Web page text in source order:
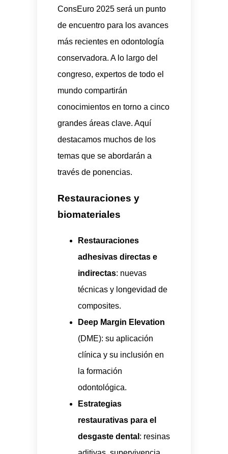
ConsEuro 2025 será un punto
de encuentro para los avances
más recientes en odontología
conservadora. A lo largo del
congreso, expertos de todo el
mundo compartirán
conocimientos en torno a cinco
grandes áreas clave. Aquí
destacamos muchos de los
temas que se abordarán a
través de ponencias.
Restauraciones y
biomateriales
Restauraciones
adhesivas directas e
indirectas: nuevas
técnicas y longevidad de
composites.
Deep Margin Elevation
(DME): su aplicación
clínica y su inclusión en
la formación
odontológica.
Estrategias
restaurativas para el
desgaste dental : resinas